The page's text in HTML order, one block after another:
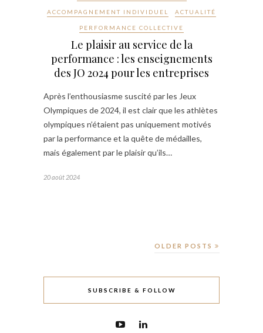
ACCOMPAGNEMENT INDIVIDUEL ACTUALITÉ
PERFORMANCE COLLECTIVE
Le plaisir au service de la
performance : les enseignements
des JO 2024 pour les entreprises
Après l’enthousiasme suscité par les Jeux
Olympiques de 2024, il est clair que les athlètes
olympiques n’étaient pas uniquement motivés
par la performance et la quête de médailles,
mais également par le plaisir qu’ils…
20 août 2024
OLDER POSTS
SUBSCRIBE & FOLLOW